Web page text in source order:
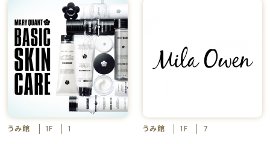
うみ館 1F 1 うみ館 1F 7